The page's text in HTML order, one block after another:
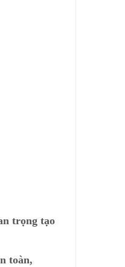
trọng tạo
toàn,